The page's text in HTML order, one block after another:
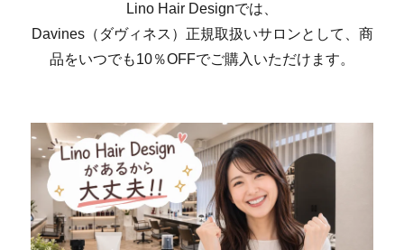
Lino Hair Designでは、
Davines（ダヴィネス）正規取扱いサロンとして、商
品をいつでも10％OFFでご購入いただけます。